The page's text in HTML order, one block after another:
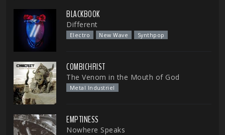
BLACKBOOK
Different
Electro New Wave Synthpop
COMBICHRIST
The Venom in the Mouth of God
Metal Industriel
EMPTINESS
Nowhere Speaks